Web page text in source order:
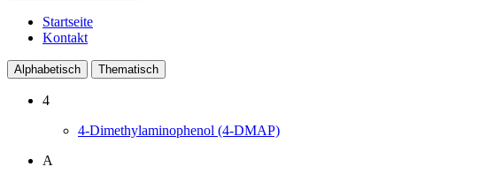
Startseite
Kontakt
Alphabetisch Thematisch
4
4-Dimethylaminophenol (4-DMAP)
A